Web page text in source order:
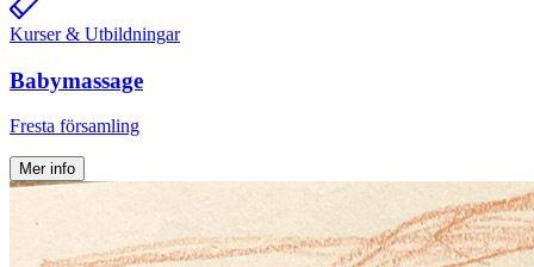
Kurser & Utbildningar
Babymassage
Fresta församling
Mer info